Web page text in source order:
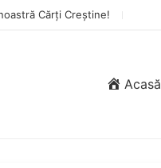
Cărți Creștine!
Acasă